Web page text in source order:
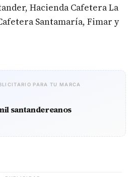
Hacienda Cafetera La
Santamaría, Fimar y
PARA TU MARCA
santandereanos